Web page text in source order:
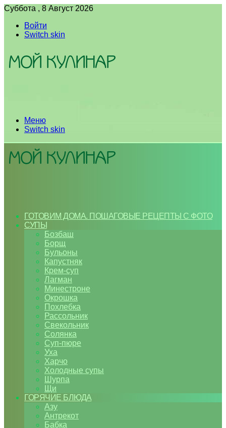
Суббота , 8 Август 2026
Войти
Switch skin
Меню
Switch skin
ГОТОВИМ ДОМА. ПОШАГОВЫЕ РЕЦЕПТЫ С ФОТО
СУПЫ
Бозбаш
Борщ
Бульоны
Капустняк
Крем-суп
Лагман
Минестроне
Окрошка
Похлебка
Рассольник
Свекольник
Солянка
Суп-пюре
Уха
Харчо
Холодные супы
Шурпа
Щи
ГОРЯЧИЕ БЛЮДА
Азу
Антрекот
Бабка